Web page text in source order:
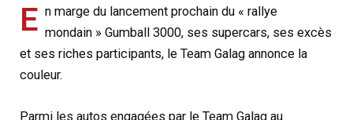
E n marge du lancement prochain du « rallye
mondain » Gumball 3000, ses supercars, ses excès
et ses riches participants, le Team Galag annonce la
couleur.
Parmi les autos engagées par le Team Galag au